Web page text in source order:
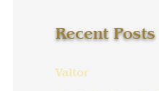
Recent Posts
Valtor